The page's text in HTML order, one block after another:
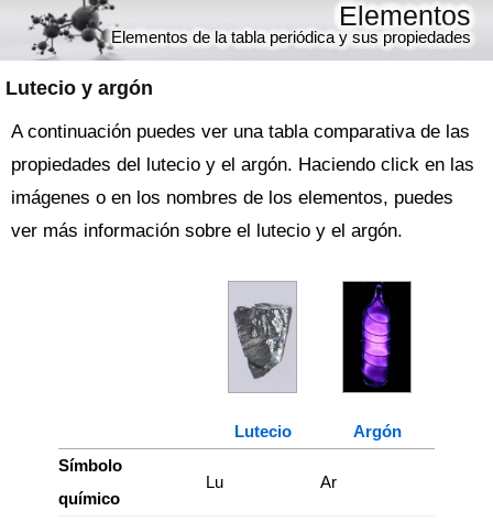
Lutecio y argón
Elementos
Elementos de la tabla periódica y sus propiedades
A continuación puedes ver una tabla comparativa de las
propiedades del lutecio y el argón. Haciendo click en las
imágenes o en los nombres de los elementos, puedes
ver más información sobre el lutecio y el argón.
Lutecio
Argón
Símbolo
químico
Lu Ar